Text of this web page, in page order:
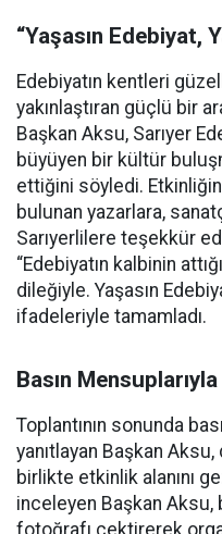
“Yaşasın Edebiyat,
Edebiyatın kentleri
yakınlaştıran güçlü bir
Başkan Aksu, Sarıyer
büyüyen bir kültür
ettiğini söyledi.
bulunan yazarlara,
Sarıyerlilere teşekkür
“Edebiyatın kalbinin
dileğiyle. Yaşasın
ifadeleriyle tamamladı.
Basın
Toplantının sonunda
yanıtlayan Başkan
birlikte etkinlik alanını
inceleyen Başkan Aksu,